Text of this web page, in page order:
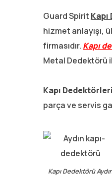
Guard Spirit
hizmet anlayışı,
firmasıdır. Kapı
Metal Dedektörü
Kapı Dedektörleri
parça ve servis
Kapı Dedektörü